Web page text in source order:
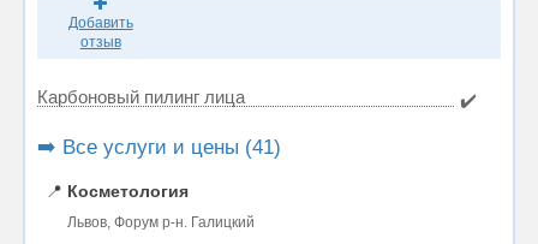
Добавить
отзыв
Карбоновый пилинг лица ✔️
➡️ Все услуги и цены (41)
📍 Косметология
Львов, Форум р-н. Галицкий